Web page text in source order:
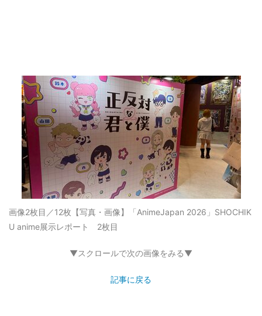
画像2枚目／12枚 【写真・画像】「AnimeJapan 2026」SHOCHIK
U anime展示レポート 2枚目
▼スクロールで次の画像をみる▼
記事に戻る